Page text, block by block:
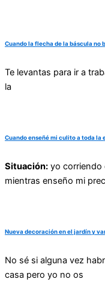
Cuando la flecha de la báscula no
Te levantas para ir a
la
Cuando enseñé mi culito a toda la
Situación: yo corriendo
mientras enseño mi
Nueva decoración en el jardín y
No sé si alguna vez
casa pero yo no os